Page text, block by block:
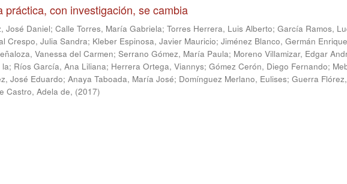
práctica, con investigación, se cambia
José Daniel; Calle Torres, María Gabriela; Torres Herrera, Luis Alberto; García Ramos,
Crespo, Julia Sandra; Kleber Espinosa, Javier Mauricio; Jiménez Blanco, Germán Enrique
Vanessa del Carmen; Serrano Gómez, María Paula; Moreno Villamizar, Edgar
la; Ríos García, Ana Liliana; Herrera Ortega, Viannys; Gómez Cerón, Diego Fernando;
José Eduardo; Anaya Taboada, María José; Domínguez Merlano, Eulises; Guerra
Castro, Adela de, (2017)